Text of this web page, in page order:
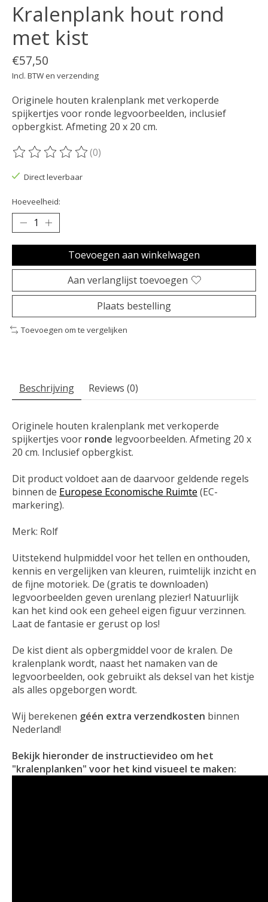
Kralenplank hout rond
met kist
€57,50
Incl. BTW en verzending
Originele houten kralenplank met verkoperde
spijkertjes voor ronde legvoorbeelden, inclusief
opbergkist. Afmeting 20 x 20 cm.
De beoordeling van dit product is
(0)
Direct leverbaar
Hoeveelheid:
Toevoegen aan winkelwagen
Aan verlanglijst toevoegen
Plaats bestelling
Toevoegen om te vergelijken
Beschrijving Reviews (0)
Originele houten kralenplank met verkoperde
spijkertjes voor ronde legvoorbeelden. Afmeting 20 x
20 cm. Inclusief opbergkist.
Dit product voldoet aan de daarvoor geldende regels
binnen de Europese Economische Ruimte (EC-
markering).
Merk: Rolf
Uitstekend hulpmiddel voor het tellen en onthouden,
kennis en vergelijken van kleuren, ruimtelijk inzicht en
de fijne motoriek. De (gratis te downloaden)
legvoorbeelden geven urenlang plezier! Natuurlijk
kan het kind ook een geheel eigen figuur verzinnen.
Laat de fantasie er gerust op los!
De kist dient als opbergmiddel voor de kralen. De
kralenplank wordt, naast het namaken van de
legvoorbeelden, ook gebruikt als deksel van het kistje
als alles opgeborgen wordt.
Wij berekenen géén extra verzendkosten binnen
Nederland!
Bekijk hieronder de instructievideo om het
"kralenplanken" voor het kind visueel te maken: